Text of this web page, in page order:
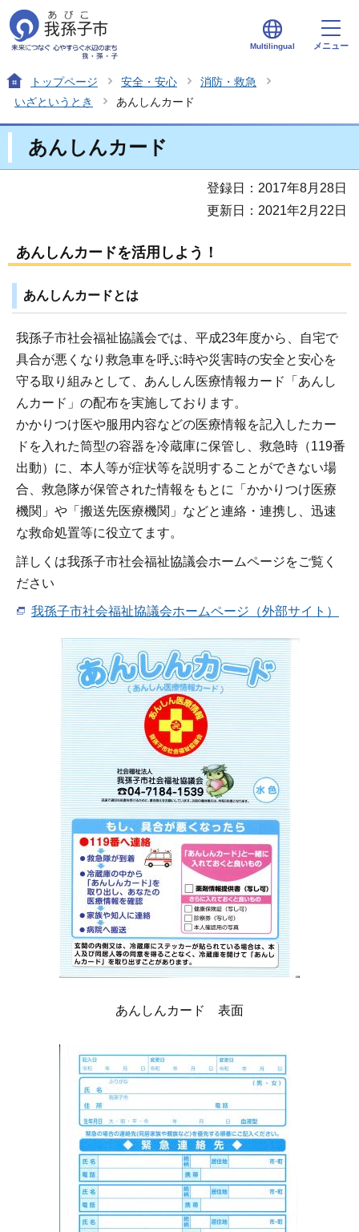
Multilingual メニュー
トップページ 安全・安心
消防・救急
いざというとき
あんしんカード
あんしんカード
登録日：2017年8月28日
更新日：2021年2月22日
あんしんカードを活用しよう！
あんしんカードとは
我孫子市社会福祉協議会では、平成23年度から、自宅で
具合が悪くなり救急車を呼ぶ時や災害時の安全と安心を
守る取り組みとして、あんしん医療情報カード「あんし
んカード」の配布を実施しております。
かかりつけ医や服用内容などの医療情報を記入したカー
ドを入れた筒型の容器を冷蔵庫に保管し、救急時（119番
出動）に、本人等が症状等を説明することができない場
合、救急隊が保管された情報をもとに「かかりつけ医療
機関」や「搬送先医療機関」などと連絡・連携し、迅速
な救命処置等に役立てます。
詳しくは我孫子市社会福祉協議会ホームページをご覧く
ださい
我孫子市社会福祉協議会ホームページ（外部サイト）
あんしんカード 表面